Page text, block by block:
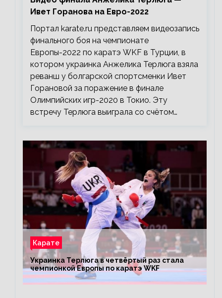
Ивет Горанова на Евро-2022
Портал karate.ru представляем видеозапись
финального боя на чемпионате
Европы-2022 по каратэ WKF в Турции, в
котором украинка Анжелика Терлюга взяла
реванш у болгарской спортсменки Ивет
Горановой за поражение в финале
Олимпийских игр-2020 в Токио. Эту
встречу Терлюга выиграла со счётом…
Карате
Украинка Терлюга в четвёртый раз стала
чемпионкой Европы по каратэ WKF